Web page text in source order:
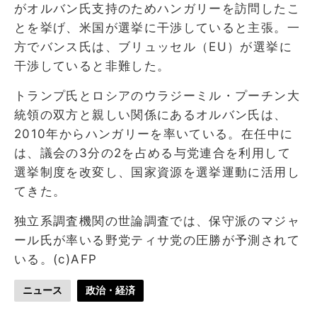
がオルバン氏支持のためハンガリーを訪問したこ
とを挙げ、米国が選挙に干渉していると主張。一
方でバンス氏は、ブリュッセル（EU）が選挙に
干渉していると非難した。
トランプ氏とロシアのウラジーミル・プーチン大
統領の双方と親しい関係にあるオルバン氏は、
2010年からハンガリーを率いている。在任中に
は、議会の3分の2を占める与党連合を利用して
選挙制度を改変し、国家資源を選挙運動に活用し
てきた。
独立系調査機関の世論調査では、保守派のマジャ
ール氏が率いる野党ティサ党の圧勝が予測されて
いる。(c)AFP
ニュース 政治・経済